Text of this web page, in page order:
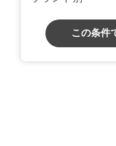
この条件